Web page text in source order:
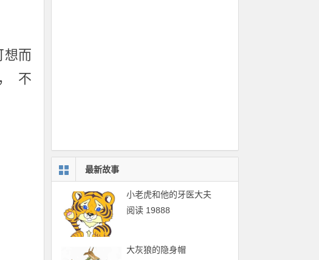
想而
不
最新故事
小老虎和他的牙医大夫
阅读 19888
大灰狼的隐身帽